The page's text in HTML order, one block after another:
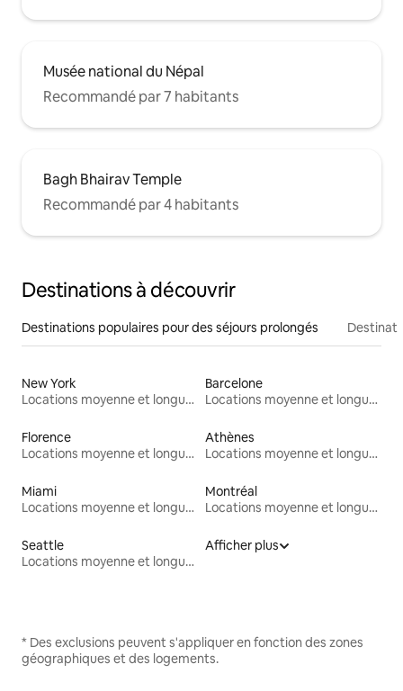
Musée national du Népal
Recommandé par 7 habitants
Bagh Bhairav Temple
Recommandé par 4 habitants
Destinations à découvrir
Destinations populaires pour des séjours prolongés
New York
Locations moyenne et longue durée
Barcelone
Locations moyenne et longue durée
Florence
Locations moyenne et longue durée
Athènes
Locations moyenne et longue durée
Miami
Locations moyenne et longue durée
Montréal
Locations moyenne et longue durée
Seattle
Locations moyenne et longue durée
Afficher plus
* Des exclusions peuvent s'appliquer en fonction des zones
géographiques et des logements.